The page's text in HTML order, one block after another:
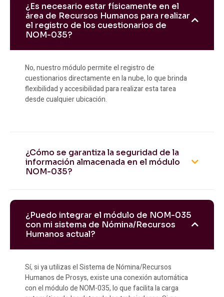
¿Es necesario estar físicamente en el
área de Recursos Humanos para realizar
el registro de los cuestionarios de
NOM-035?
No, nuestro módulo permite el registro de
cuestionarios directamente en la nube, lo que brinda
flexibilidad y accesibilidad para realizar esta tarea
desde cualquier ubicación.
¿Cómo se garantiza la seguridad de la
información almacenada en el módulo
NOM-035?
¿Puedo integrar el módulo de NOM-035
con mi sistema de Nómina/Recursos
Humanos actual?
Sí, si ya utilizas el Sistema de Nómina/Recursos
Humanos de Prosys, existe una conexión automática
con el módulo de NOM-035, lo que facilita la carga